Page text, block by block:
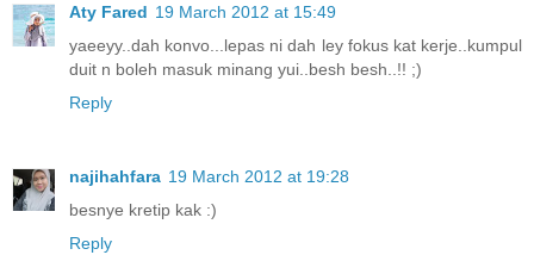
Aty Fared 19 March 2012 at 15:49
yaeeyy..dah konvo...lepas ni dah ley fokus kat kerje..kumpul
duit n boleh masuk minang yui..besh besh..!! ;)
Reply
najihahfara 19 March 2012 at 19:28
besnye kretip kak :)
Reply